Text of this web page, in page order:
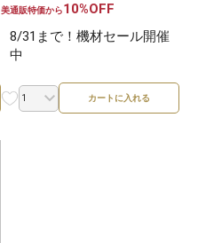
美通販特価から10%OFF
8/31まで！機材セール開催
中
カートに入れる